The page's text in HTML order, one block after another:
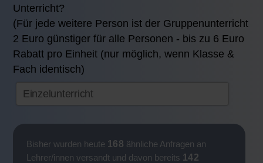
Unterricht?
(Für jede weitere Person ist der Gruppenunterricht
2 Euro günstiger für alle Personen - bis zu 6 Euro
Rabatt pro Einheit (nur möglich, wenn Klasse &
Fach identisch)
Bisher wurden heute 168 ähnliche Anfragen an
Lehrer/innen versandt und davon bereits 142